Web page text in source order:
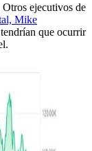
ejecutivos de
Mike
que ocurrir